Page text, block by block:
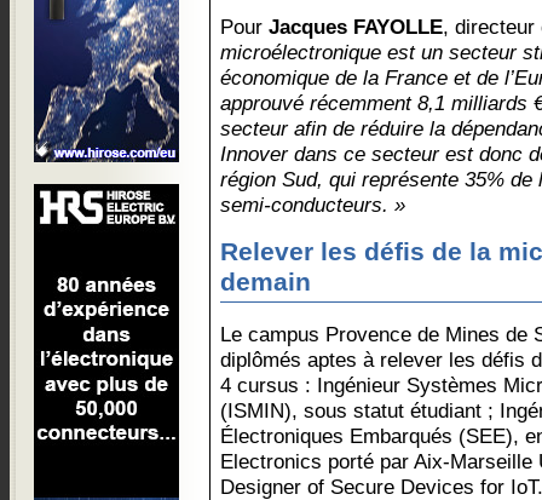
Pour Jacques FAYOLLE,
microélectronique est un secteur
économique de la France et de
approuvé récemment 8,1 milliards
secteur afin de réduire la
Innover dans ce secteur est donc
région Sud, qui représente 35%
semi-conducteurs. »
Relever les défis de la
demain
Le campus Provence de Mines de
diplômés aptes à relever les défis
4 cursus : Ingénieur Systèmes
(ISMIN), sous statut étudiant ;
Électroniques Embarqués (SEE),
Electronics porté par Aix-
Designer of Secure Devices for IoT.